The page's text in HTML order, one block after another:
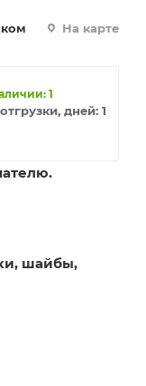
На карте
1
дней: 1
шайбы,